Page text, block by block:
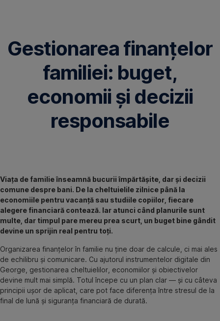
Gestionarea finanțelor
familiei: buget,
economii și decizii
responsabile
Viața de familie înseamnă bucurii împărtășite, dar și decizii
comune despre bani. De la cheltuielile zilnice până la
economiile pentru vacanță sau studiile copiilor, fiecare
alegere financiară contează. Iar atunci când planurile sunt
multe, dar timpul pare mereu prea scurt, un buget bine gândit
devine un sprijin real pentru toți.
Organizarea finanțelor în familie nu ține doar de calcule, ci mai ales
de echilibru și comunicare. Cu ajutorul instrumentelor digitale din
George, gestionarea cheltuielilor, economiilor și obiectivelor
devine mult mai simplă. Totul începe cu un plan clar — și cu câteva
principii ușor de aplicat, care pot face diferența între stresul de la
final de lună și siguranța financiară de durată.